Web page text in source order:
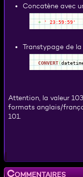
Concatène avec
+ ' 23:59:59'
Transtypage de
CONVERT(
Attention, la valeur
formats anglais/
101.
Commentaires